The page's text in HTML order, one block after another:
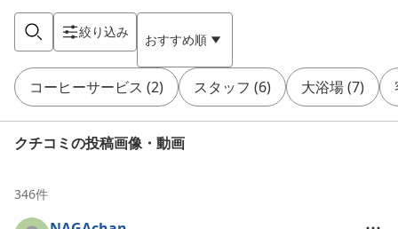
絞り込み おすすめ順
コーヒーサービス (2) スタッフ (6) 大浴場(7)
クチコミの投稿画像・動画
346件